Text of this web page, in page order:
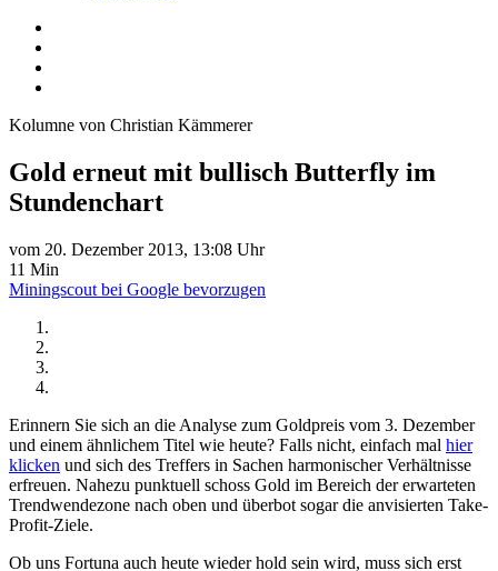
Kolumne von Christian Kämmerer
Gold erneut mit bullisch Butterfly im
Stundenchart
vom 20. Dezember 2013, 13:08 Uhr
11 Min
Miningscout bei Google bevorzugen
Erinnern Sie sich an die Analyse zum Goldpreis vom 3. Dezember
und einem ähnlichem Titel wie heute? Falls nicht, einfach mal hier
klicken und sich des Treffers in Sachen harmonischer Verhältnisse
erfreuen. Nahezu punktuell schoss Gold im Bereich der erwarteten
Trendwendezone nach oben und überbot sogar die anvisierten Take-
Profit-Ziele.
Ob uns Fortuna auch heute wieder hold sein wird, muss sich erst